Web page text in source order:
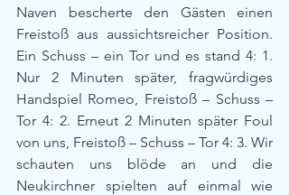
Naven bescherte den Gästen einen
Freistoß aus aussichtsreicher Position.
Ein Schuss – ein Tor und es stand 4: 1.
Nur 2 Minuten später, fragwürdiges
Handspiel Romeo, Freistoß – Schuss –
Tor 4: 2. Erneut 2 Minuten später Foul
von uns, Freistoß – Schuss – Tor 4: 3. Wir
schauten uns blöde an und die
Neukirchner spielten auf einmal wie